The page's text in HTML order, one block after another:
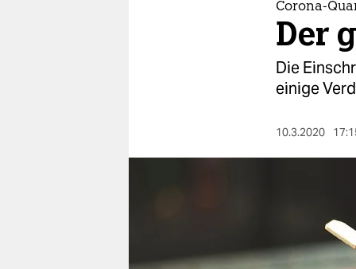
wahrheit
Corona-
Der
Die
einige
10.3.2020